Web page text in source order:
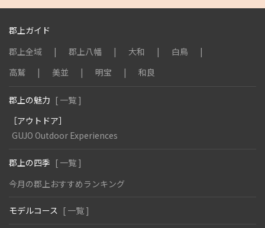
郡上ガイド
郡上全域
郡上八幡 大和
白鳥
高鷲
美並 明宝 和良
郡上の魅力 [ 一覧 ]
［アウトドア］
GUJO Outdoor Experiences
郡上の四季 [ 一覧 ]
今月の郡上おすすめランキング
モデルコース [ 一覧 ]